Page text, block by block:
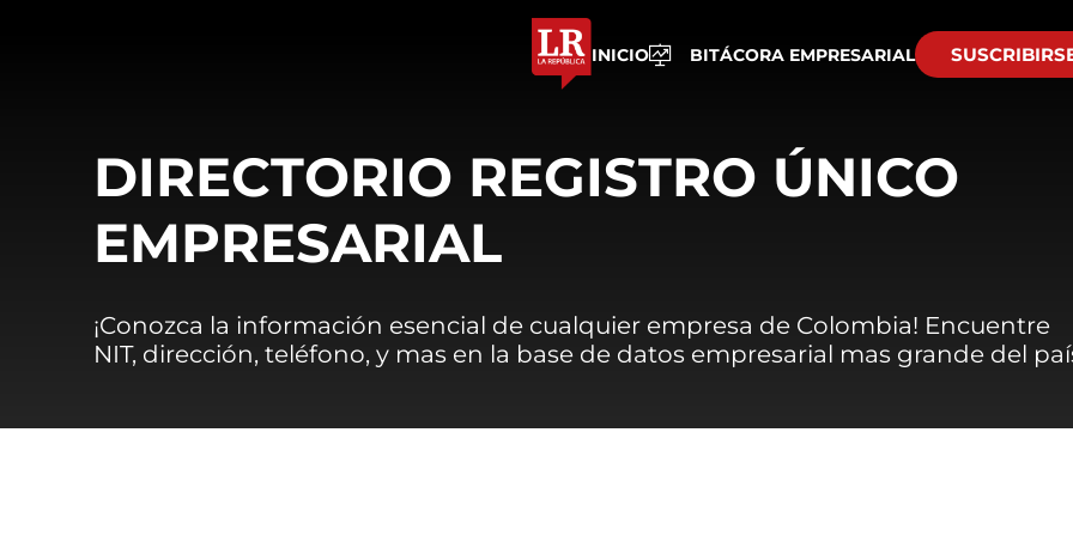
INICIO BITÁCORA EMPRESARIAL
DIRECTORIO REGISTRO ÚNICO
EMPRESARIAL
¡Conozca la información esencial de cualquier empresa de Colombia! Encuentre
NIT, dirección, teléfono, y mas en la base de datos empresarial mas grande del